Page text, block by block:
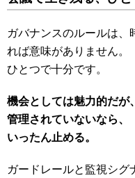
ガバナンスのルールは、
れば意味がありません。
ひとつで十分です。
機会としては魅力的だが
管理されていないなら、
いったん止める。
ガードレールと監視シグ